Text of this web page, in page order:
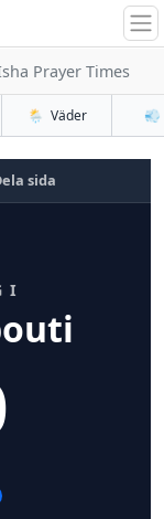
Prayer Times
🌦️ Väder 💨
sida
I